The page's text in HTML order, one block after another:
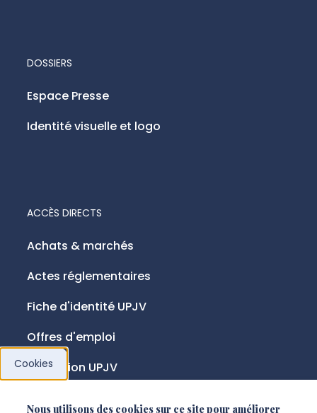
ACCÈS DIRECTS
Achats & marchés
Actes réglementaires
Fiche d'identité UPJV
Offres d'emploi
Fondation UPJV
DOSSIERS
Espace Presse
Identité visuelle et logo
Cookies
Nous utilisons des cookies sur ce site pour améliorer